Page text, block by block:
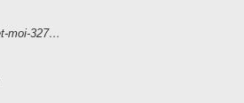
http://facebook.com/Toile-et-moi-327459350627274/